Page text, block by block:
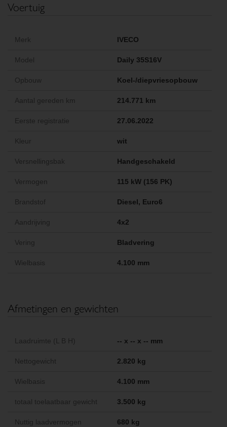
Voertuig
Merk IVECO
Model Daily 35S16V
Opbouw Koel-/diepvriesopbouw
Aantal gereden km 214.771 km
Eerste registratie 27.06.2022
Kleur wit
Versnellingsbak Handgeschakeld
Vermogen 115 kW (156 PK)
Brandstof Diesel, Euro6
Aandrijving 4x2
Vering Bladvering
Wielbasis 4.100 mm
Afmetingen en gewichten
Laadruimte (L B H) -- x -- x -- mm
Nettogewicht 2.820 kg
Wielbasis 4.100 mm
totaal toelaatbaar gewicht 3.500 kg
Nuttig laadvermogen 680 kg